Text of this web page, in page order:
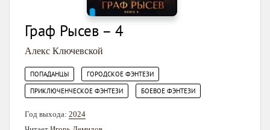
Граф Рысев – 4
Алекс Ключевской
ПОПАДАНЦЫ ГОРОДСКОЕ ФЭНТЕЗИ
ПРИКЛЮЧЕНЧЕСКОЕ ФЭНТЕЗИ БОЕВОЕ ФЭНТЕЗИ
Год выхода: 2024